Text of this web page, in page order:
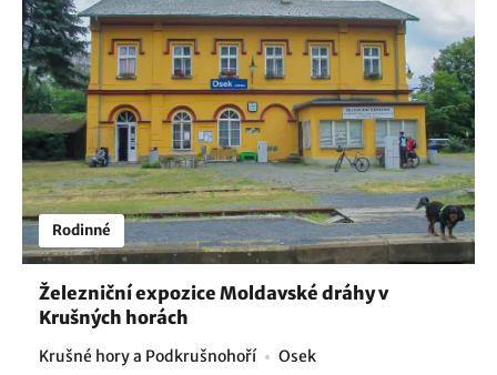
Rodinné
Železniční expozice Moldavské dráhy v
Krušných horách
Krušné hory a Podkrušnohoří Osek